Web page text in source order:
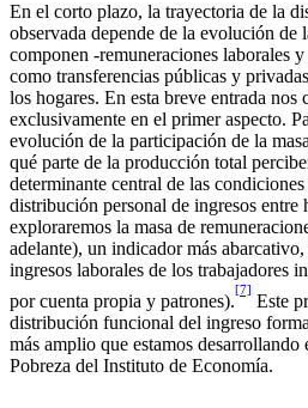
En el corto plazo, la trayectoria de la
observada depende de la evolución de
componen -remuneraciones laborales
como transferencias públicas y
los hogares. En esta breve entrada nos
exclusivamente en el primer aspecto.
evolución de la participación de la
qué parte de la producción total
determinante central de las
distribución personal de ingresos entre
exploraremos la masa de
adelante), un indicador más
ingresos laborales de los trabajadores
por cuenta propia y patrones).
[7]
Este
distribución funcional del ingreso
más amplio que estamos
Pobreza del Instituto de Economía.